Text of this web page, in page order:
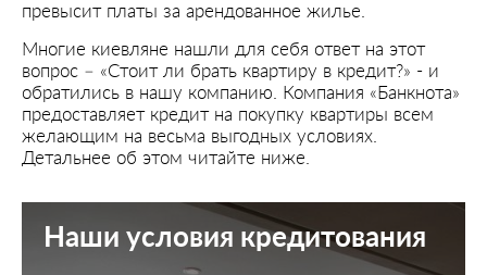
превысит платы за арендованное жилье.
Многие киевляне нашли для себя ответ на этот
вопрос – «Стоит ли брать квартиру в кредит?» - и
обратились в нашу компанию. Компания «Банкнота»
предоставляет кредит на покупку квартиры всем
желающим на весьма выгодных условиях.
Детальнее об этом читайте ниже.
Наши условия кредитования